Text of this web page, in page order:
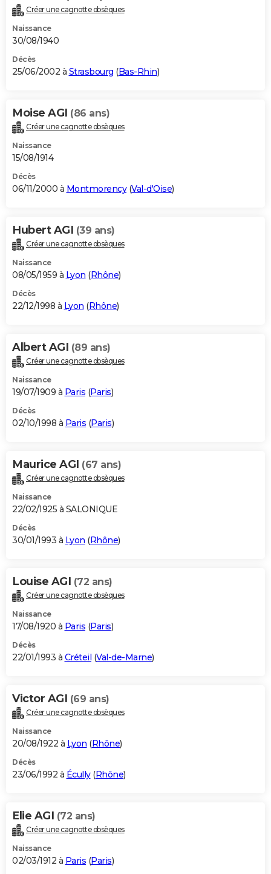
Créer une cagnotte obsèques
Naissance
30/08/1940
Décès
25/06/2002 à Strasbourg (Bas-Rhin)
Moise AGI (86 ans)
Créer une cagnotte obsèques
Naissance
15/08/1914
Décès
06/11/2000 à Montmorency(Val-d'Oise)
Hubert AGI (39 ans)
Créer une cagnotte obsèques
Naissance
08/05/1959 à Lyon (Rhône)
Décès
22/12/1998 à Lyon (Rhône)
Albert AGI (89 ans)
Créer une cagnotte obsèques
Naissance
19/07/1909 à Paris (Paris)
Décès
02/10/1998 à Paris (Paris)
Maurice AGI (67 ans)
Créer une cagnotte obsèques
Naissance
22/02/1925 à SALONIQUE
Décès
30/01/1993 à Lyon (Rhône)
Louise AGI (72 ans)
Créer une cagnotte obsèques
Naissance
17/08/1920 à Paris (Paris)
Décès
22/01/1993 à Créteil (Val-de-Marne)
Victor AGI (69 ans)
Créer une cagnotte obsèques
Naissance
20/08/1922 à Lyon (Rhône)
Décès
23/06/1992 à Écully(Rhône)
Elie AGI (72 ans)
Créer une cagnotte obsèques
Naissance
02/03/1912 à Paris (Paris)